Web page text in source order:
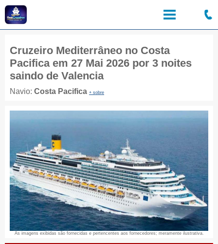
Cruzeiro Mediterrâneo no Costa
Pacifica em 27 Mai 2026 por 3 noites
saindo de Valencia
Navio: Costa Pacifica + sobre
As imagens exibidas são fornecidas e pertencentes aos fornecedores; meramente ilustrativa.